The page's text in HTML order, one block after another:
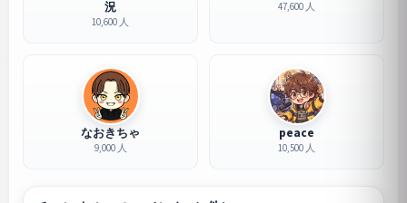
況
10,600 人
47,600 人
なおきちゃ
9,000 人
peace
10,500 人